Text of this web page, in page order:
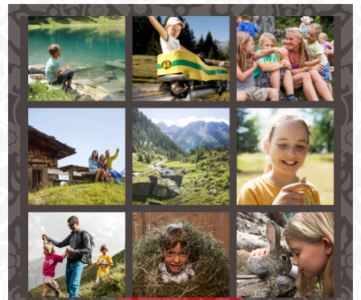
Sommerurlaub im Stubaital
Unvergessliche Sommertage in Fulpmes im Stubaital!
Wandern und Klettern in den herrlichen Stubaier
Alpen
Mit dem Moutnainbike die Berge erobern
Golfen in nächster Nähe
Dem Stubaier Himmel ganz nah beim Paragliden
Mit der Stubai Super Card das Stubaital erobern